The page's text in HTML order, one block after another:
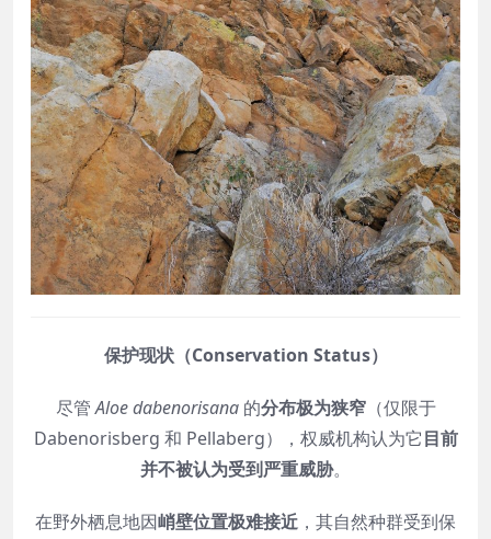
保护现状（Conservation Status）
尽管Aloe dabenorisana的分布极为狭窄（仅限于
Dabenorisberg 和 Pellaberg），权威机构认为它目前
并不被认为受到严重威胁。
在野外栖息地因峭壁位置极难接近 ，其自然种群受到保